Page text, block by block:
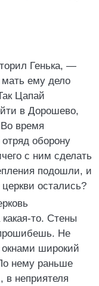
Генька, —
мать ему дело
Цапай
в Дорошево,
время
оборону
с ним сделать
подошли, и
остались?
то. Стены
Не
окнами широкий
нему раньше
в неприятеля